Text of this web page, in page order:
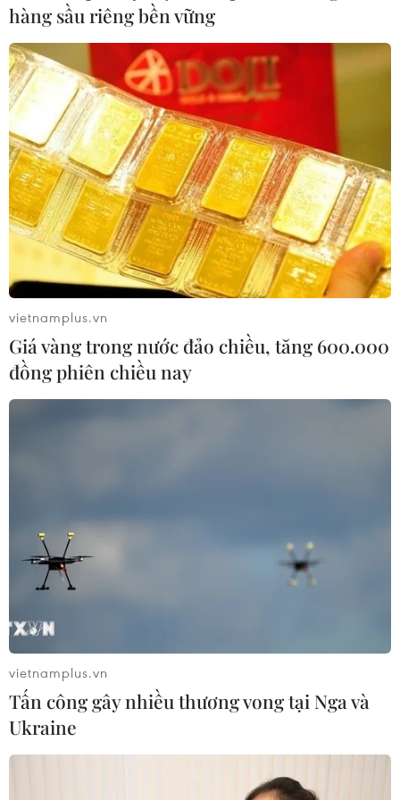
hàng sầu riêng bền vững
vietnamplus.vn
Giá vàng trong nước đảo chiều, tăng 600.000
đồng phiên chiều nay
vietnamplus.vn
Tấn công gây nhiều thương vong tại Nga và
Ukraine